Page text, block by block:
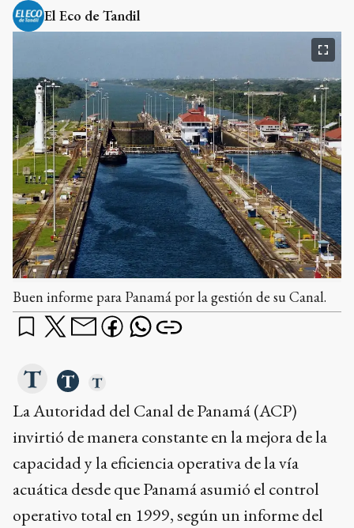
El Eco de Tandil
Buen informe para Panamá por la gestión de su Canal.
La Autoridad del Canal de Panamá (ACP)
invirtió de manera constante en la mejora de la
capacidad y la eficiencia operativa de la vía
acuática desde que Panamá asumió el control
operativo total en 1999, según un informe del